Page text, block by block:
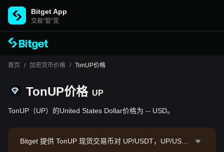
Bitget App
交易“智”变
首页 / 加密货币价格 / TonUP价格
TonUP价格 UP
TonUP（UP）的United States Dollar价格为 -- USD。
Bitget 提供 TonUP 现货交易币对 UP/USDT，UP/USDT